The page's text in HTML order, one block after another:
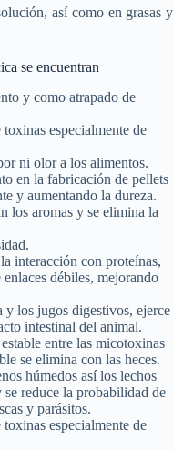
así como en grasas y
se encuentran
y como atrapado de
especialmente de
ni olor a los alimentos.
en la fabricación de pellets
y aumentando la dureza.
los aromas y se elimina la
interacción con proteínas,
débiles, mejorando
y los jugos digestivos, ejerce
intestinal del animal.
entre las micotoxinas
se elimina con las heces.
húmedos así los lechos
reduce la probabilidad de
y parásitos.
especialmente de